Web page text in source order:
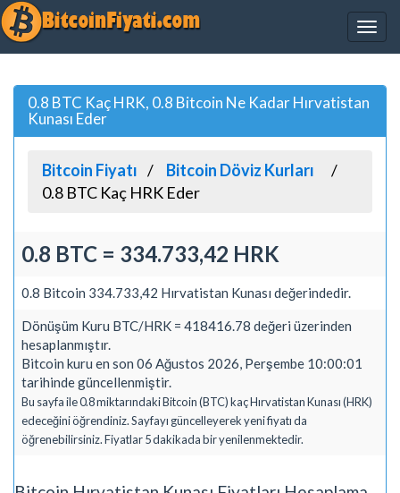
0.8 BTC Kaç HRK, 0.8 Bitcoin Ne Kadar Hırvatistan
Kunası Eder
Bitcoin Fiyatı
Bitcoin Döviz Kurları
0.8 BTC Kaç HRK Eder
0.8 BTC = 334.733,42 HRK
0.8 Bitcoin 334.733,42 Hırvatistan Kunası değerindedir.
Dönüşüm Kuru BTC/HRK = 418416.78 değeri üzerinden
hesaplanmıştır.
Bitcoin kuru en son 06 Ağustos 2026, Perşembe 10:00:01
tarihinde güncellenmiştir.
Bu sayfa ile 0.8 miktarındaki Bitcoin (BTC) kaç Hırvatistan Kunası (HRK)
edeceğini öğrendiniz. Sayfayı güncelleyerek yeni fiyatı da
öğrenebilirsiniz. Fiyatlar 5 dakikada bir yenilenmektedir.